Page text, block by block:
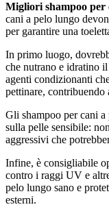
Migliori shampoo per
cani a pelo lungo
per garantire una
In primo luogo,
che nutrano e idratino
agenti condizionanti
pettinare,
Gli shampoo per cani a
sulla pelle sensibile:
aggressivi che
Infine, è consigliabile
contro i raggi UV e
pelo lungo sano e
esterni.